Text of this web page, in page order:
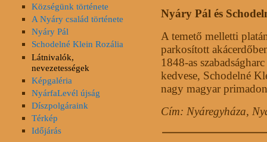
Nyáry Pál és
A temető melletti
parkosított
1848-as
kedvese, Schodelné
nagy magyar
Cím: Nyáregyháza,
Községünk története
A Nyáry család története
Nyáry Pál
Schodelné Klein Rozália
Látnivalók,
nevezetességek
Képgaléria
NyárfaLevél újság
Díszpolgáraink
Térkép
Időjárás